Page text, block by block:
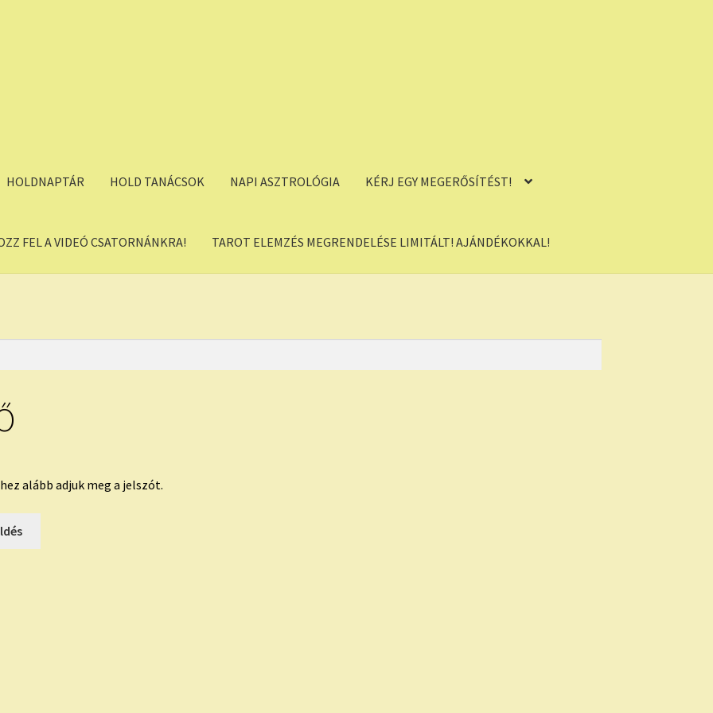
HOLDNAPTÁR HOLD TANÁCSOK NAPI ASZTROLÓGIA KÉRJ EGY MEGERŐSÍTÉST!
FEL A VIDEÓ CSATORNÁNKRA! TAROT ELEMZÉS MEGRENDELÉSE LIMITÁLT! AJÁNDÉKOKKAL!
alább adjuk meg a jelszót.